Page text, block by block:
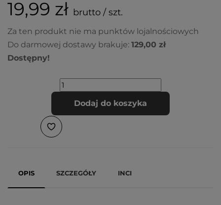
19,99 zł brutto / szt.
Za ten produkt nie ma punktów lojalnościowych
Do darmowej dostawy brakuje: 129,00 zł
Dostępny!
Dodaj do koszyka
OPIS SZCZEGÓŁY INCI